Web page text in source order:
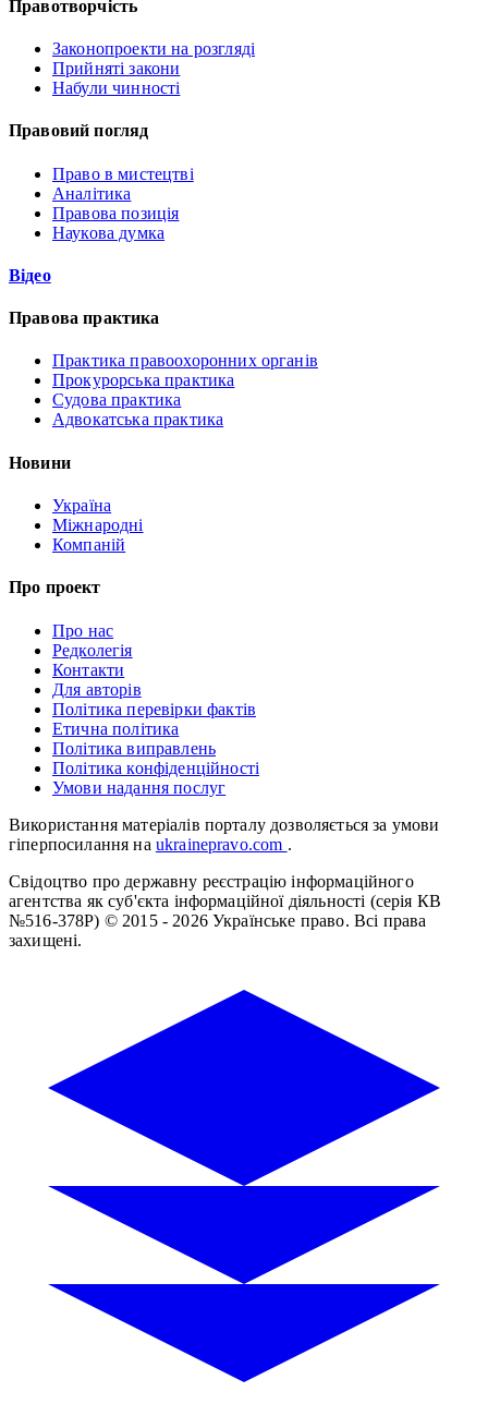
Правотворчість
Законопроекти на розгляді
Прийняті закони
Набули чинності
Правовий погляд
Право в мистецтві
Аналітика
Правова позиція
Наукова думка
Відео
Правова практика
Практика правоохоронних органів
Прокурорська практика
Судова практика
Адвокатська практика
Новини
Україна
Міжнародні
Компаній
Про проект
Про нас
Редколегія
Контакти
Для авторів
Політика перевірки фактів
Етична політика
Політика виправлень
Політика конфіденційності
Умови надання послуг
Використання матеріалів порталу дозволяється за умови
гіперпосилання на ukrainepravo.com .
Свідоцтво про державну реєстрацію інформаційного
агентства як суб'єкта інформаційної діяльності (серія КВ
№516-378Р) © 2015 - 2026 Українське право. Всі права
захищені.